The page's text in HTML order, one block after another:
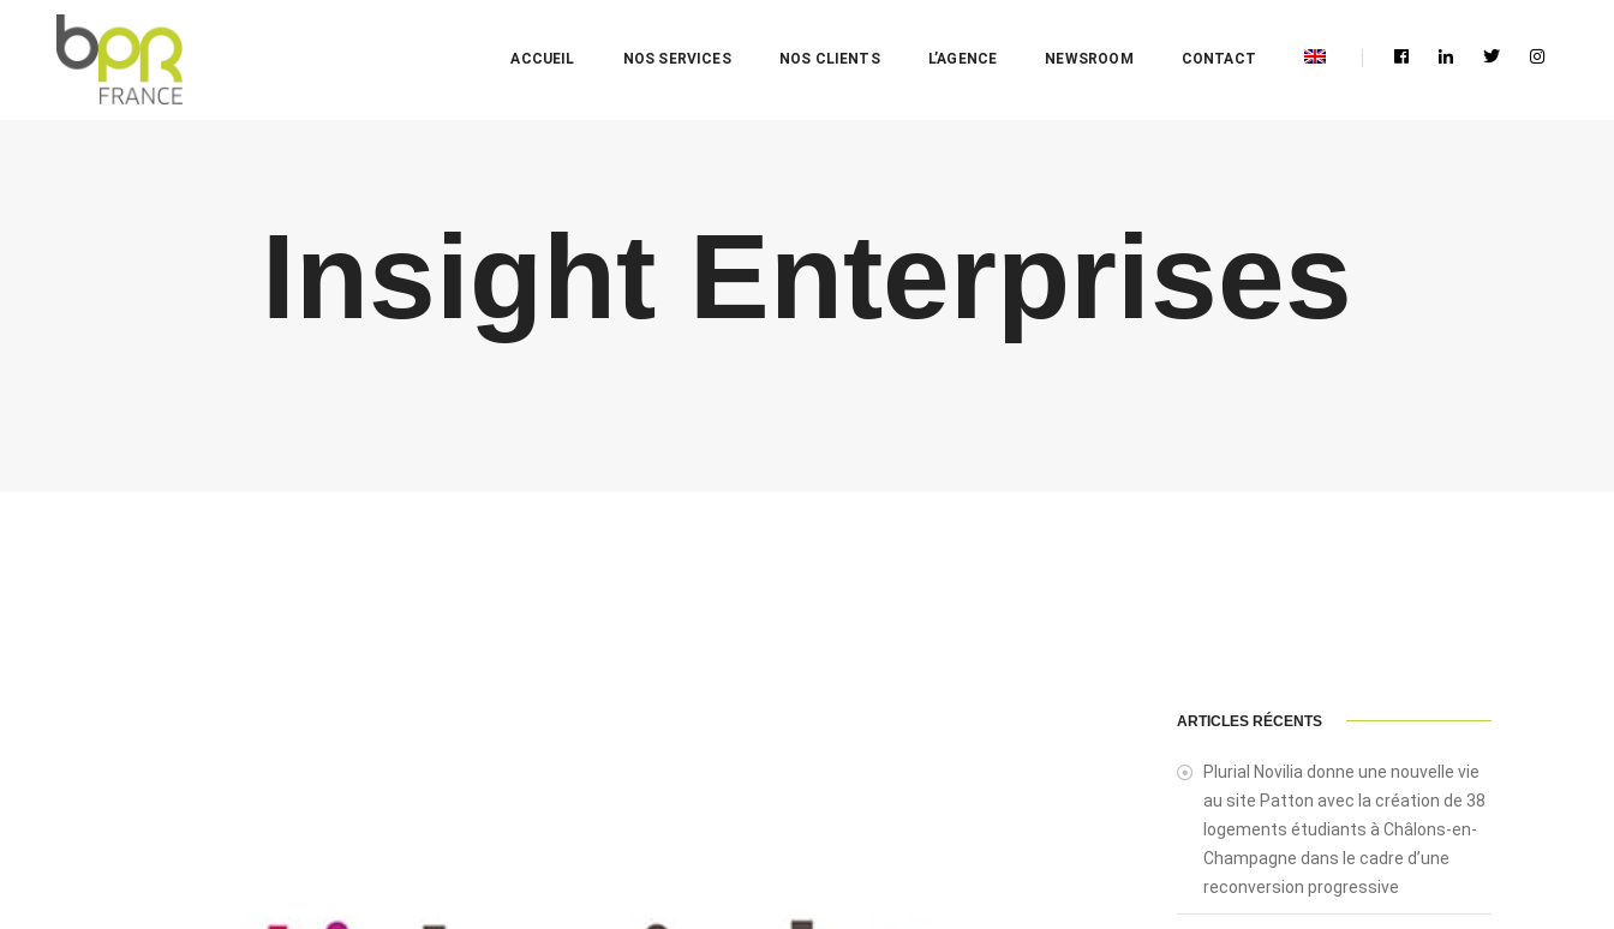
ACCUEIL NOS SERVICES NOS CLIENTS L’AGENCE NEWSROOM CONTACT
Insight Enterprises
ARTICLES RÉCENTS
Plurial Novilia donne une nouvelle vie
au site Patton avec la création de 38
logements étudiants à Châlons-en-
Champagne dans le cadre d’une
reconversion progressive